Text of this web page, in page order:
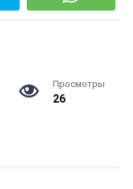
Просмотры
26